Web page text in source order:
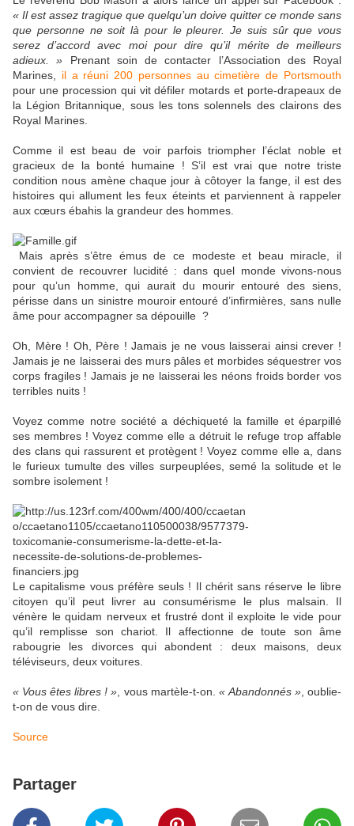
« Il est assez tragique que quelqu’un doive quitter ce monde sans
que personne ne soit là pour le pleurer. Je suis sûr que vous
serez d’accord avec moi pour dire qu’il mérite de meilleurs
adieux. » Prenant soin de contacter l’Association des Royal
Marines, il a réuni 200 personnes au cimetière de Portsmouth
pour une procession qui vit défiler motards et porte-drapeaux de
la Légion Britannique, sous les tons solennels des clairons des
Royal Marines.
Comme il est beau de voir parfois triompher l’éclat noble et
gracieux de la bonté humaine ! S’il est vrai que notre triste
condition nous amène chaque jour à côtoyer la fange, il est des
histoires qui allument les feux éteints et parviennent à rappeler
aux cœurs ébahis la grandeur des hommes.
Mais après s’être émus de ce modeste et beau miracle, il
convient de recouvrer lucidité : dans quel monde vivons-nous
pour qu’un homme, qui aurait du mourir entouré des siens,
périsse dans un sinistre mouroir entouré d’infirmières, sans nulle
âme pour accompagner sa dépouille ?
Oh, Mère ! Oh, Père ! Jamais je ne vous laisserai ainsi crever !
Jamais je ne laisserai des murs pâles et morbides séquestrer vos
corps fragiles ! Jamais je ne laisserai les néons froids border vos
terribles nuits !
Voyez comme notre société a déchiqueté la famille et éparpillé
ses membres ! Voyez comme elle a détruit le refuge trop affable
des clans qui rassurent et protègent ! Voyez comme elle a, dans
le furieux tumulte des villes surpeuplées, semé la solitude et le
sombre isolement !
Le capitalisme vous préfère seuls ! Il chérit sans réserve le libre
citoyen qu’il peut livrer au consumérisme le plus malsain. Il
vénère le quidam nerveux et frustré dont il exploite le vide pour
qu’il remplisse son chariot. Il affectionne de toute son âme
rabougrie les divorces qui abondent : deux maisons, deux
téléviseurs, deux voitures.
« Vous êtes libres ! » , vous martèle-t-on. « Abandonnés », oublie-
t-on de vous dire.
Source
Partager